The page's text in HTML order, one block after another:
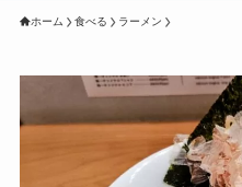
ホーム 食べる ラーメン